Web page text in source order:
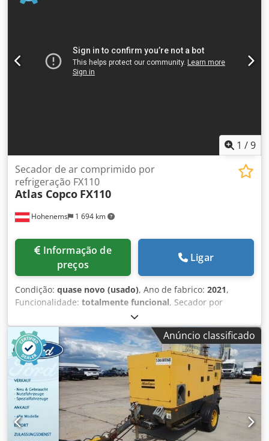
1 /9
Hohenems 1 694 km
Secador de ar comprimido por
refrigeração FX110
Atlas Copco FX110
preços
Ligar
Condição: quase novo (usado), Ano de fabrico: 2021,
Funcionalidade: totalmente funcional, Secador por
refrigeração Atlas Copco FD310 usado 6,48 m3/min 14 bar
Ano de fabricação: 2021 Credezkvbpopfx Acnjf
Anúncio classificado